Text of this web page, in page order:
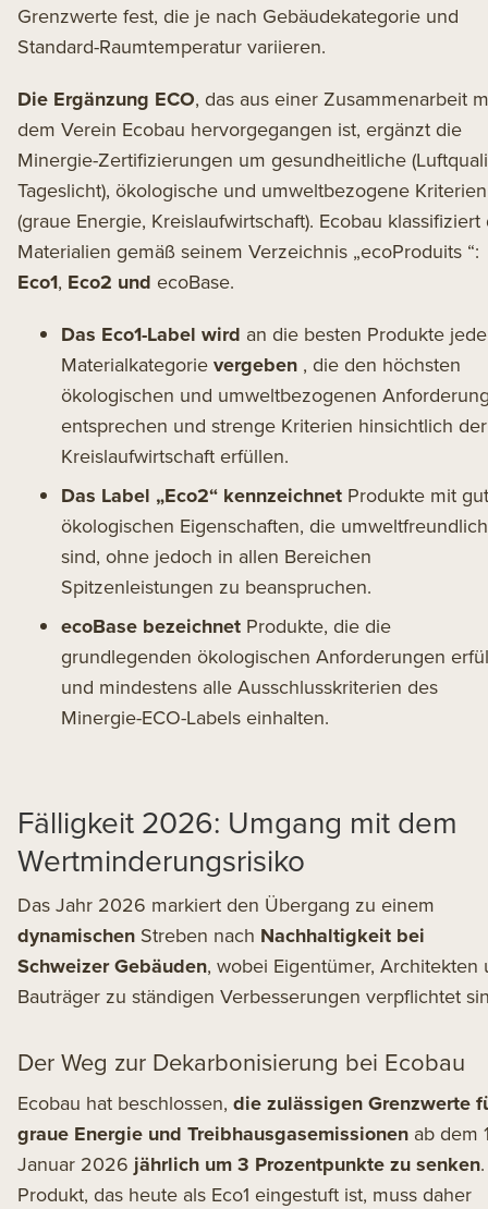
Grenzwerte fest, die je nach Gebäudekategorie und
Standard-Raumtemperatur variieren.
Die Ergänzung ECO, das aus einer Zusammenarbeit
dem Verein Ecobau hervorgegangen ist, ergänzt die
Minergie-Zertifizierungen um gesundheitliche
Tageslicht), ökologische und umweltbezogene Kriterien
(graue Energie, Kreislaufwirtschaft). Ecobau klassifiziert
Materialien gemäß seinem Verzeichnis „ecoProduits “:
Eco1, Eco2 und ecoBase.
Das Eco1-Label wird an die besten Produkte
Materialkategorie vergeben , die den höchsten
ökologischen und umweltbezogenen
entsprechen und strenge Kriterien hinsichtlich der
Kreislaufwirtschaft erfüllen.
Das Label „Eco2“ kennzeichnet Produkte mit
ökologischen Eigenschaften, die umweltfreundlich
sind, ohne jedoch in allen Bereichen
Spitzenleistungen zu beanspruchen.
ecoBase bezeichnet Produkte, die die
grundlegenden ökologischen Anforderungen
und mindestens alle Ausschlusskriterien des
Minergie-ECO-Labels einhalten.
Fälligkeit 2026: Umgang mit dem
Wertminderungsrisiko
Das Jahr 2026 markiert den Übergang zu einem
dynamischen Streben nach Nachhaltigkeit bei
Schweizer Gebäuden, wobei Eigentümer, Architekten
Bauträger zu ständigen Verbesserungen verpflichtet
Der Weg zur Dekarbonisierung bei Ecobau
Ecobau hat beschlossen, die zulässigen Grenzwerte
graue Energie und Treibhausgasemissionen ab dem
Januar 2026 jährlich um 3 Prozentpunkte zu senken
Produkt, das heute als Eco1 eingestuft ist, muss daher